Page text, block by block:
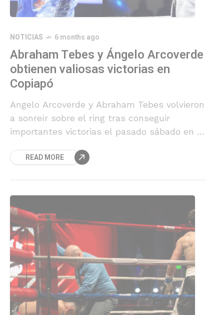
NOTICIAS 6 months ago
Abraham Tebes y Ángelo Arcoverde
obtienen valiosas victorias en
Copiapó
Angelo Arcoverde y Abraham Tebes volvieron
a sonreír sobre el ring tras conseguir
importantes victorias el pasado sábado en la
permiten recuperar confianza y proyección
READ MORE